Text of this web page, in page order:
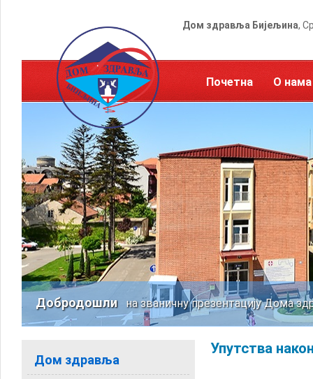
Дом здравља Бијељина,
Почетна О нама
Добродошлина званичну презентацију Дома
Дом здравља
Упутства